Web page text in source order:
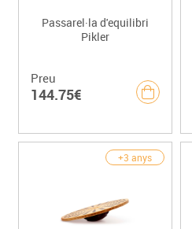
Passarel·la d'equilibri
Pikler
Preu
144.75€
+3 anys